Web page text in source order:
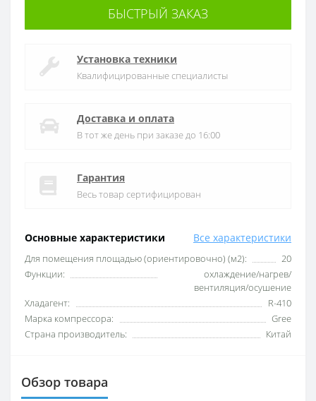
Основные характеристики Все характеристики
Для помещения площадью (ориентировочно) (м2):
20
Функции:
охлаждение/нагрев/
вентиляция/осушение
Хладагент:
R-410
Марка компрессора:
Gree
Страна производитель:
Китай
БЫСТРЫЙ ЗАКАЗ
Установка техники
Квалифицированные специалисты
Доставка и оплата
В тот же день при заказе до 16:00
Гарантия
Весь товар сертифицирован
Обзор товара